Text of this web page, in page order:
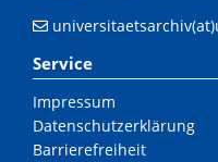
Service
Impressum
Datenschutzerklärung
Barrierefreiheit